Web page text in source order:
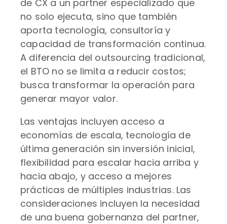
de CX a un partner especializado que
no solo ejecuta, sino que también
aporta tecnología, consultoría y
capacidad de transformación continua.
A diferencia del outsourcing tradicional,
el BTO no se limita a reducir costos;
busca transformar la operación para
generar mayor valor.
Las ventajas incluyen acceso a
economías de escala, tecnología de
última generación sin inversión inicial,
flexibilidad para escalar hacia arriba y
hacia abajo, y acceso a mejores
prácticas de múltiples industrias. Las
consideraciones incluyen la necesidad
de una buena gobernanza del partner,